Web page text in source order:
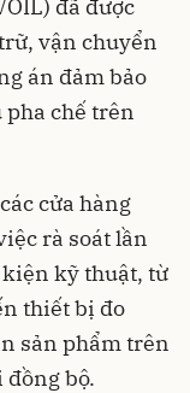
đã được
vận chuyển
án đảm bảo
chế trên
cửa hàng
rà soát lần
kỹ thuật, từ
thiết bị đo
sản phẩm trên
bộ.